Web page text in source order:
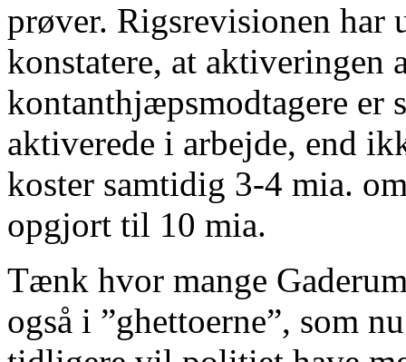
prøver. Rigsrevisionen har
konstatere, at aktiveringen
kontanthjæpsmodtagere er
aktiverede i arbejde, end
koster samtidig 3-4 mia.
opgjort til 10 mia.
Tænk hvor mange
også i ”ghettoerne”, som